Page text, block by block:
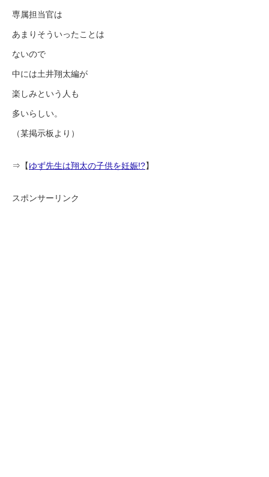
専属担当官は
あまりそういったことは
ないので
中には土井翔太編が
楽しみという人も
多いらしい。
（某掲示板より）
⇒【ゆず先生は翔太の子供を妊娠!?】
スポンサーリンク